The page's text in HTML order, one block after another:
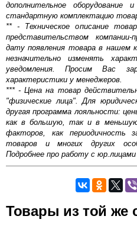
дополнительное
стандартную комплектацию
** - Техническое описание
представительством
дату появления товара в нашем
незначительно изменять
уведомления. Просим Вас
характеристики у менеджеров.
*** - Цена на товар
"физические лица". Для
другая программа лояльности:
как в большую, так и в
факторов, как периодичность
товаров и многих других
Подробнее про работу с
Оставьте отзыв
Товары из той же